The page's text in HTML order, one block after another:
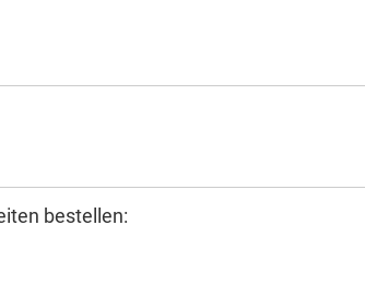
bestellen: